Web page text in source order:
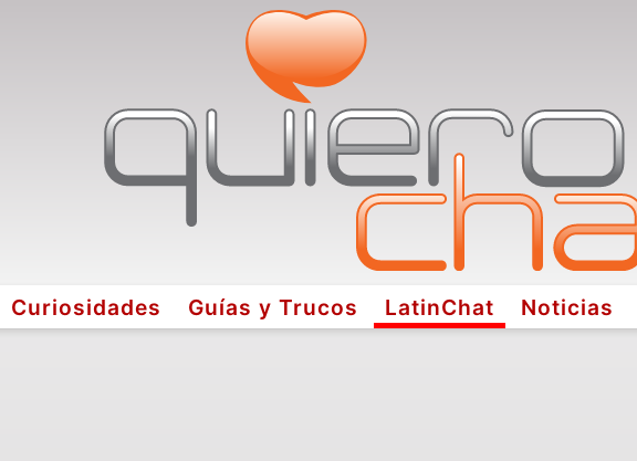
Curiosidades Guías y Trucos LatinChat Noticias